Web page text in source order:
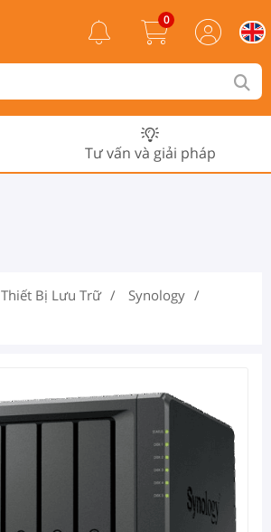
0
Tư vấn và giải pháp
Thiết Bị Lưu Trữ
Synology